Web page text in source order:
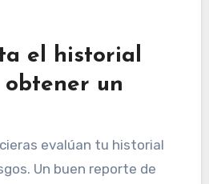
el historial
un
evalúan tu historial
Un buen reporte de